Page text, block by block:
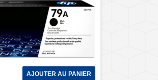
AJOUTER AU PANIER